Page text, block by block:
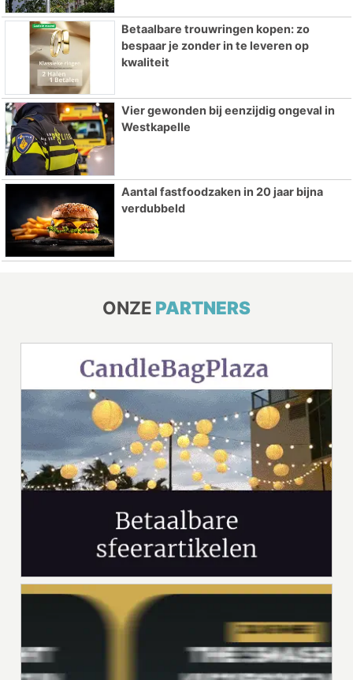
Betaalbare trouwringen kopen: zo
bespaar je zonder in te leveren op
kwaliteit
Vier gewonden bij eenzijdig ongeval in
Westkapelle
Aantal fastfoodzaken in 20 jaar bijna
verdubbeld
ONZE PARTNERS